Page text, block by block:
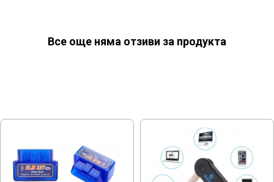
Все още няма отзиви за продукта